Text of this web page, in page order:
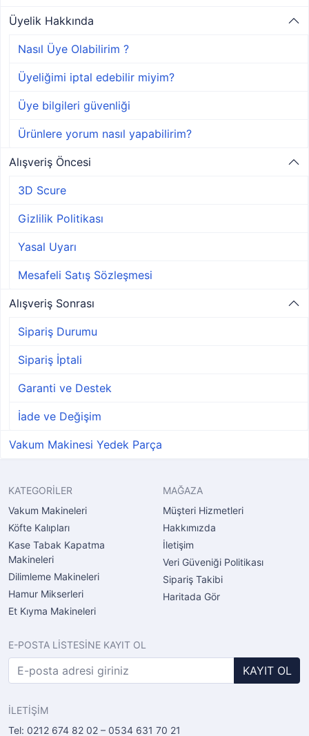
Üyelik Hakkında
Nasıl Üye Olabilirim ?
Üyeliğimi iptal edebilir miyim?
Üye bilgileri güvenliği
Ürünlere yorum nasıl yapabilirim?
Alışveriş Öncesi
3D Scure
Gizlilik Politikası
Yasal Uyarı
Mesafeli Satış Sözleşmesi
Alışveriş Sonrası
Sipariş Durumu
Sipariş İptali
Garanti ve Destek
İade ve Değişim
Vakum Makinesi Yedek Parça
KATEGORİLER
Vakum Makineleri
Köfte Kalıpları
Kase Tabak Kapatma
Makineleri
Dilimleme Makineleri
Hamur Mikserleri
Et Kıyma Makineleri
MAĞAZA
Müşteri Hizmetleri
Hakkımızda
İletişim
Veri Güveniği Politikası
Sipariş Takibi
Haritada Gör
E-POSTA LİSTESİNE KAYIT OL
KAYIT OL
İLETİŞİM
Tel: 0212 674 82 02 – 0534 631 70 21